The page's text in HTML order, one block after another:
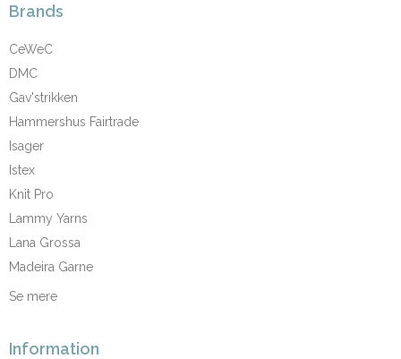
Brands
CeWeC
DMC
Gav'strikken
Hammershus Fairtrade
Isager
Istex
Knit Pro
Lammy Yarns
Lana Grossa
Madeira Garne
Se mere
Information